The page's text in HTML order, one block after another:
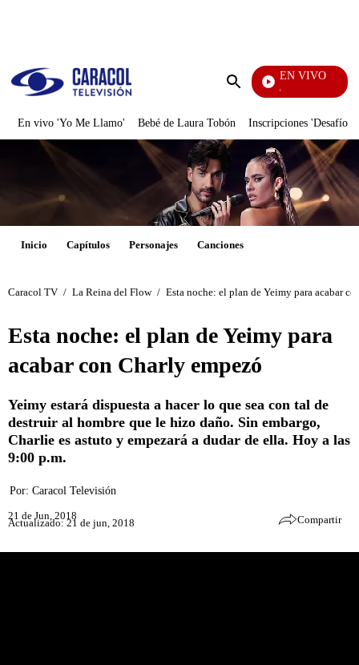
Enviar
EN VIVO
Yo Me Llamo
En vivo 'Yo Me Llamo' Bebé de Laura Tobón Inscripciones 'Desafío'
Inicio Capítulos Personajes Canciones
Caracol TV / La Reina del Flow / Esta noche: el plan de Yeimy para acabar
Esta noche: el plan de Yeimy para
acabar con Charly empezó
Yeimy estará dispuesta a hacer lo que sea con tal de
destruir al hombre que le hizo daño. Sin embargo,
Charlie es astuto y empezará a dudar de ella. Hoy a las
9:00 p.m.
Por: Caracol Televisión
21 de Jun, 2018
Actualizado: 21 de jun, 2018 Compartir